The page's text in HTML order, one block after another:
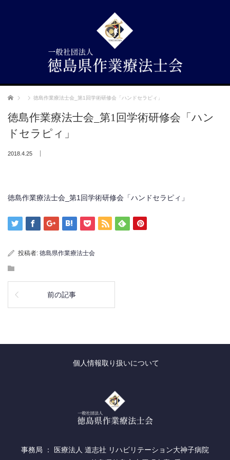
ホーム 徳島作業療法士会_第1回学術研修会「ハンドセラピィ」
徳島作業療法士会_第1回学術研修会「ハン
ドセラピィ」
2018.4.25
徳島作業療法士会_第1回学術研修会「ハンドセラピィ」
投稿者: 徳島県作業療法士会
前の記事
個人情報取り扱いについて
事務局 ： 医療法人 道志社 リハビリテーション大神子病院